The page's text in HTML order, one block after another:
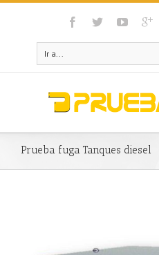
Ir a...
Prueba fuga Tanques diesel